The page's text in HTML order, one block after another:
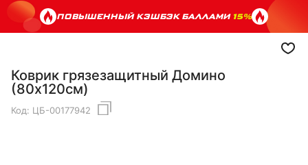
ПОВЫШЕННЫЙ КЭШБЭК БАЛЛАМИ15%
Коврик грязезащитный Домино
(80х120см)
Код: ЦБ-00177942